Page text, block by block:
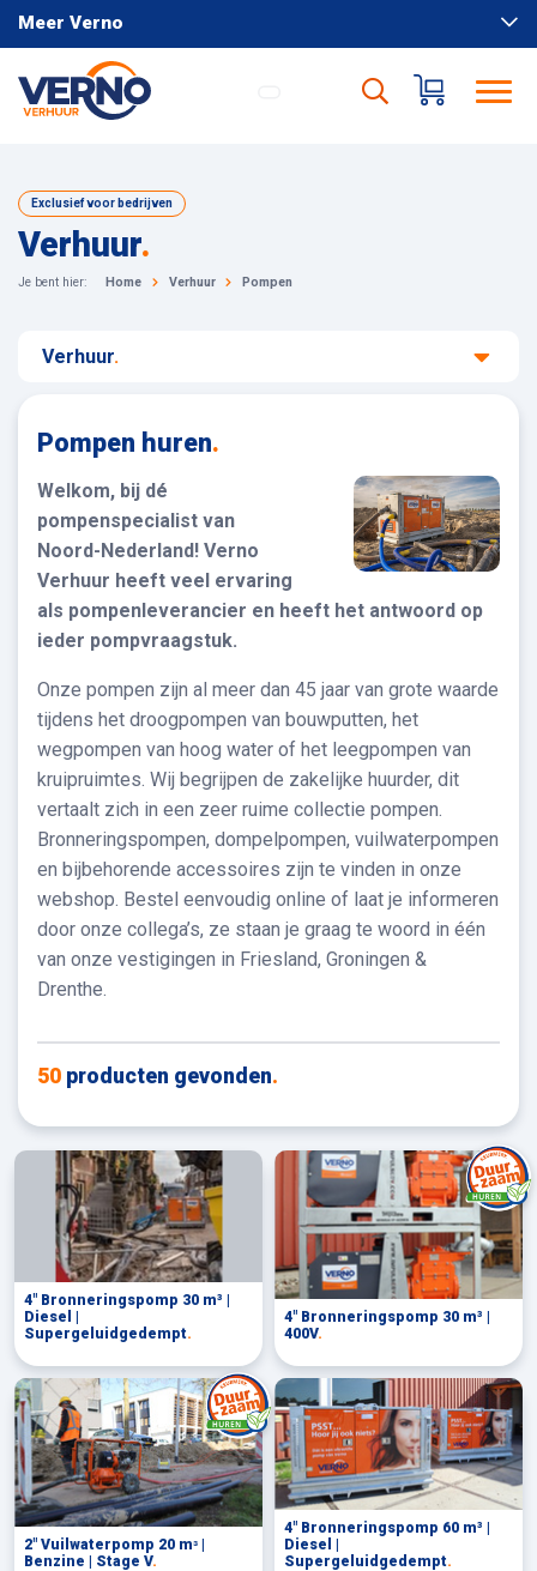
Meer Verno
Exclusief voor bedrijven
Verhuur.
Je bent hier: Home Verhuur Pompen
Verhuur.
Pompen huren.
Welkom, bij dé
pompenspecialist van
Noord-Nederland! Verno
Verhuur heeft veel ervaring
als pompenleverancier en heeft het antwoord op
ieder pompvraagstuk.
Onze pompen zijn al meer dan 45 jaar van grote waarde
tijdens het droogpompen van bouwputten, het
wegpompen van hoog water of het leegpompen van
kruipruimtes. Wij begrijpen de zakelijke huurder, dit
vertaalt zich in een zeer ruime collectie pompen.
Bronneringspompen, dompelpompen, vuilwaterpompen
en bijbehorende accessoires zijn te vinden in onze
webshop. Bestel eenvoudig online of laat je informeren
door onze collega’s, ze staan je graag te woord in één
van onze vestigingen in Friesland, Groningen &
Drenthe.
50 producten gevonden.
4" Bronneringspomp 30 m³ |
Diesel |
Supergeluidgedempt.
4" Bronneringspomp 30 m³ |
400V.
2" Vuilwaterpomp 20 mᶟ |
Benzine | Stage V.
4" Bronneringspomp 60 m³ |
Diesel |
Supergeluidgedempt.